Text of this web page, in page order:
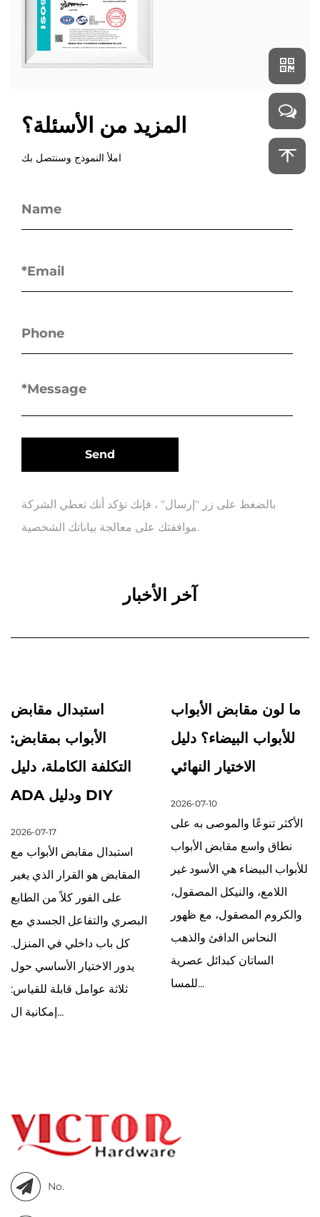
المزيد من الأسئلة؟
املأ النموذج وسنتصل بك
بالضغط على زر "إرسال" ، فإنك تؤكد أنك تعطي الشركة
موافقتك على معالجة بياناتك الشخصية.
آخر الأخبار
استبدال مقابض
الأبواب بمقابض:
التكلفة الكاملة، دليل
ADA ودليل DIY
2026-07-17
استبدال مقابض الأبواب مع
المقابض هو القرار الذي يغير
على الفور كلاً من الطابع
البصري والتفاعل الجسدي مع
كل باب داخلي في المنزل.
يدور الاختيار الأساسي حول
ثلاثة عوامل قابلة للقياس:
إمكانية ال...
ما لون مقابض الأبواب
للأبواب البيضاء؟ دليل
الاختيار النهائي
2026-07-10
الأكثر تنوعًا والموصى به على
نطاق واسع مقابض الأبواب
للأبواب البيضاء هي الأسود غير
اللامع، والنيكل المصقول،
والكروم المصقول، مع ظهور
النحاس الدافئ والذهب
الساتان كبدائل عصرية
للمسا...
No.